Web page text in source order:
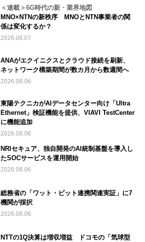
＜連載＞6G時代の新・業界地図
MNO×NTNの新秩序 MNOとNTN事業者の関
係は変化するか？
2026.08.07
ANAがエクイニクスとクラウド接続を刷新、
ネットワーク構築期間が数カ月から数週間へ
2026.08.06
東陽テクニカがAIデータセンター向け「Ultra
Ethernet」検証機能を提供、VIAVI TestCenter
に機能追加
2026.08.06
NRIセキュア、独自開発のAI統制基盤を導入し
たSOCサービスを運用開始
2026.08.06
総務省の「ワット・ビット連携関連実証」に7
機関が採択
2026.08.06
NTTの1Q決算は増収増益 ドコモの「気球型